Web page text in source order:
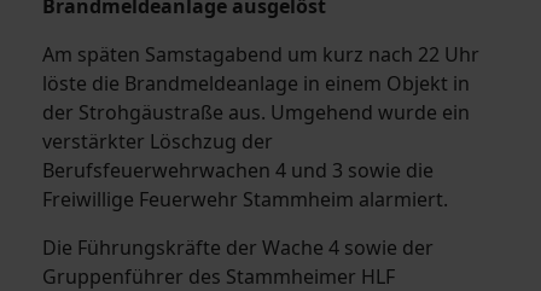
Brandmeldeanlage ausgelöst
Am späten Samstagabend um kurz nach 22 Uhr
löste die Brandmeldeanlage in einem Objekt in
der Strohgäustraße aus. Umgehend wurde ein
verstärkter Löschzug der
Berufsfeuerwehrwachen 4 und 3 sowie die
Freiwillige Feuerwehr Stammheim alarmiert.
Die Führungskräfte der Wache 4 sowie der
Gruppenführer des Stammheimer HLF